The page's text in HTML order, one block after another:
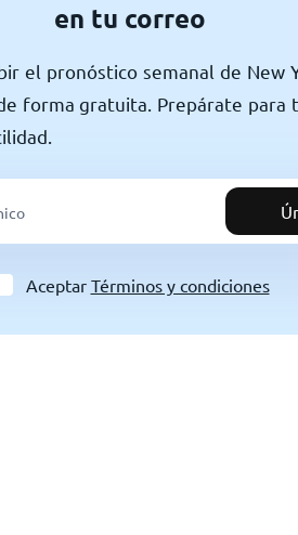
en tu correo
el pronóstico semanal de New
forma gratuita. Prepárate para
Aceptar Términos y condiciones